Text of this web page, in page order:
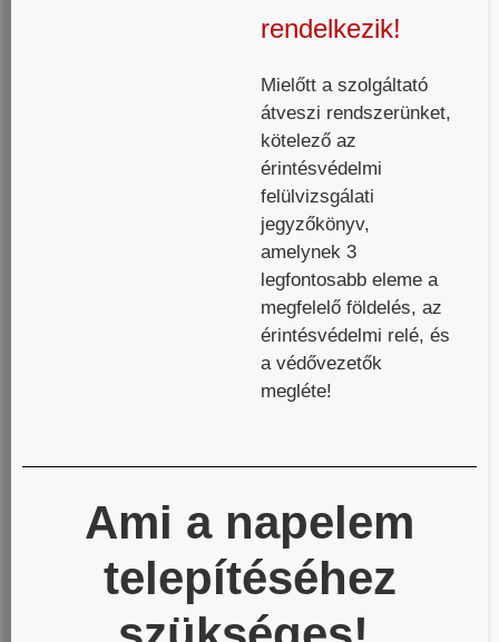
rendelkezik!
Mielőtt a szolgáltató
átveszi rendszerünket,
kötelező az
érintésvédelmi
felülvizsgálati
jegyzőkönyv,
amelynek 3
legfontosabb eleme a
megfelelő földelés, az
érintésvédelmi relé, és
a védővezetők
megléte!
Ami a napelem
telepítéséhez